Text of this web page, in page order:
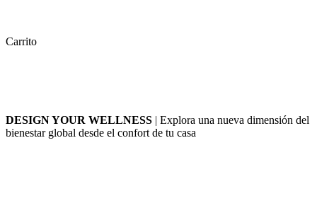
Carrito
DESIGN YOUR WELLNESS | Explora una nueva dimensión del
bienestar global desde el confort de tu casa